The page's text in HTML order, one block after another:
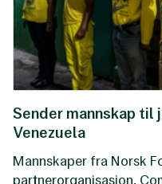
Sender mannskap til
Venezuela
Mannskaper fra Norsk
partnerorganisasjon,